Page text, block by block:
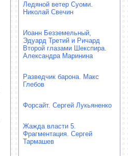
Ледяной ветер Суоми.
Николай Свечин
Иоанн Безземельный,
Эдуард Третий и Ричард
Второй глазами Шекспира.
Александра Маринина
Разведчик барона. Макс
Глебов
Форсайт. Сергей Лукьяненко
Жажда власти 5.
Фрагментация. Сергей
Тармашев